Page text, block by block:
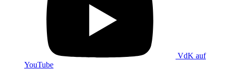
VdK auf
YouTube